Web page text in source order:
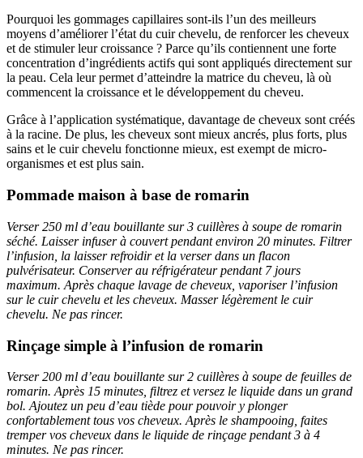
Pourquoi les gommages capillaires sont-ils l’un des meilleurs
moyens d’améliorer l’état du cuir chevelu, de renforcer les cheveux
et de stimuler leur croissance ? Parce qu’ils contiennent une forte
concentration d’ingrédients actifs qui sont appliqués directement sur
la peau. Cela leur permet d’atteindre la matrice du cheveu, là où
commencent la croissance et le développement du cheveu.
Grâce à l’application systématique, davantage de cheveux sont créés
à la racine. De plus, les cheveux sont mieux ancrés, plus forts, plus
sains et le cuir chevelu fonctionne mieux, est exempt de micro-
organismes et est plus sain.
Pommade maison à base de romarin
Verser 250 ml d’eau bouillante sur 3 cuillères à soupe de romarin
séché. Laisser infuser à couvert pendant environ 20 minutes. Filtrer
l’infusion, la laisser refroidir et la verser dans un flacon
pulvérisateur. Conserver au réfrigérateur pendant 7 jours
maximum. Après chaque lavage de cheveux, vaporiser l’infusion
sur le cuir chevelu et les cheveux. Masser légèrement le cuir
chevelu. Ne pas rincer.
Rinçage simple à l’infusion de romarin
Verser 200 ml d’eau bouillante sur 2 cuillères à soupe de feuilles de
romarin. Après 15 minutes, filtrez et versez le liquide dans un grand
bol. Ajoutez un peu d’eau tiède pour pouvoir y plonger
confortablement tous vos cheveux. Après le shampooing, faites
tremper vos cheveux dans le liquide de rinçage pendant 3 à 4
minutes. Ne pas rincer.